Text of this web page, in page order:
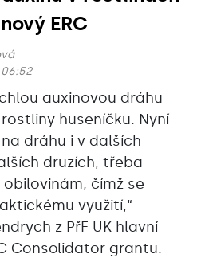
ERC
auxinovou dráhu
huseníčku. Nyní
dráhu i v dalších
druzích, třeba
čímž se
využití,“
z PřF UK hlavní
Consolidator grantu.